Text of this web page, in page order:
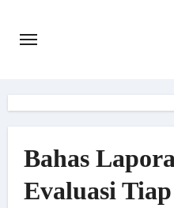
Bahas
Evaluasi